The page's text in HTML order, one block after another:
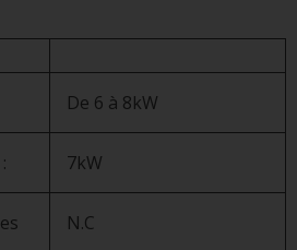
De 6 à 8kW
7kW
N.C